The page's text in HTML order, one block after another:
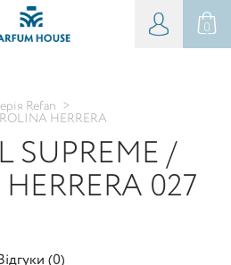
0
Refan
>
HERRERA
SUPREME /
027
Відгуки (0)